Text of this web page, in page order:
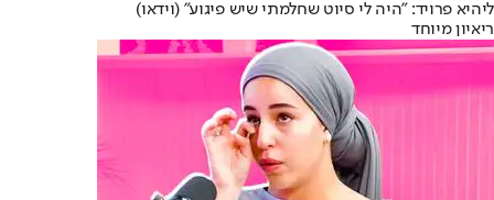
ליהיא פרויד: "היה לי סיוט שחלמתי שיש פיגוע" (וידאו)
ריאיון מיוחד